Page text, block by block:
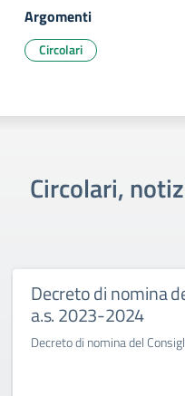
Argomenti
Circolari
Circolari,
Decreto di nomina
a.s. 2023-2024
Decreto di nomina del